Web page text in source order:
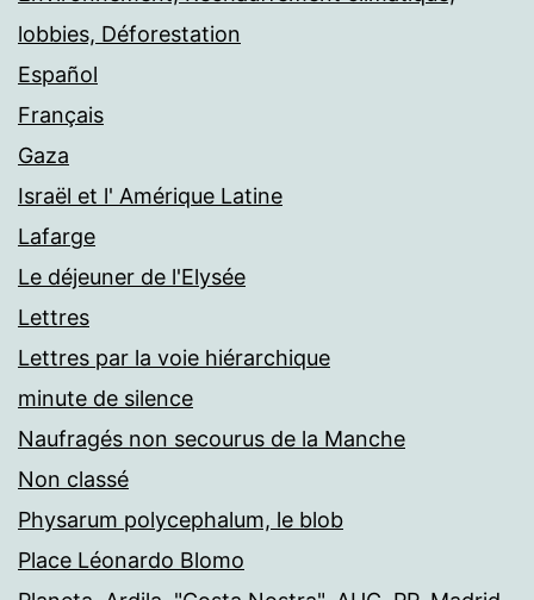
lobbies, Déforestation
Español
Français
Gaza
Israël et l' Amérique Latine
Lafarge
Le déjeuner de l'Elysée
Lettres
Lettres par la voie hiérarchique
minute de silence
Naufragés non secourus de la Manche
Non classé
Physarum polycephalum, le blob
Place Léonardo Blomo